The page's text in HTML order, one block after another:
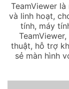
TeamViewer
và linh hoạt,
tính, máy
thuật, hỗ trợ
sẻ màn hình